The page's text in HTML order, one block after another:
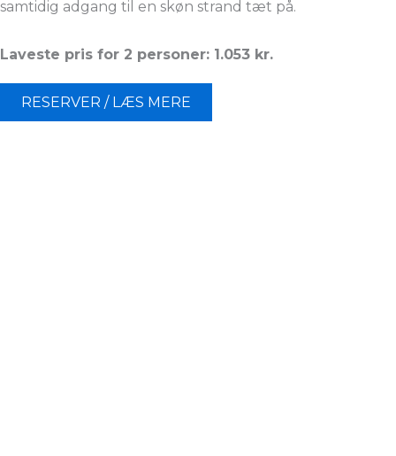
samtidig adgang til en skøn strand tæt på.
Laveste pris for 2 personer: 1.053 kr.
RESERVER / LÆS MERE